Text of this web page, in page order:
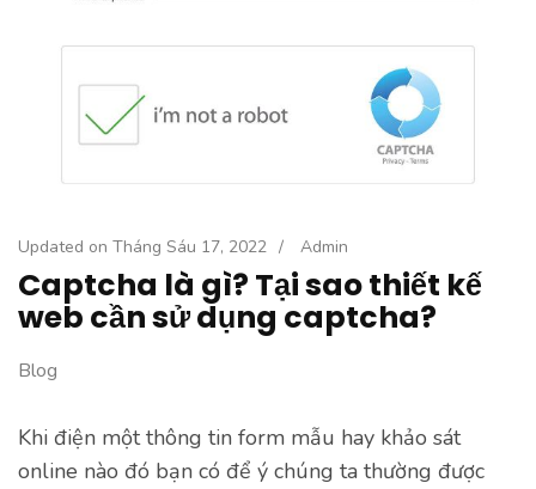
Updated on Tháng Sáu 17, 2022 / Admin
Captcha là gì? Tại sao thiết kế
web cần sử dụng captcha?
Blog
Khi điện một thông tin form mẫu hay khảo sát
online nào đó bạn có để ý chúng ta thường được